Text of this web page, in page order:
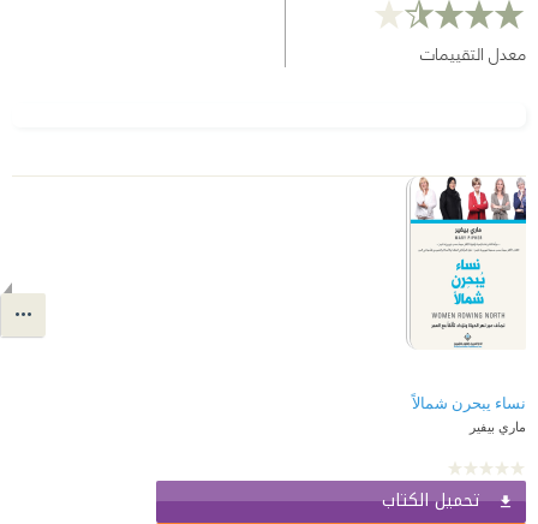
معدل التقييمات
نساء يبحرن شمالاً
ماري بيفير
تحميل الكتاب